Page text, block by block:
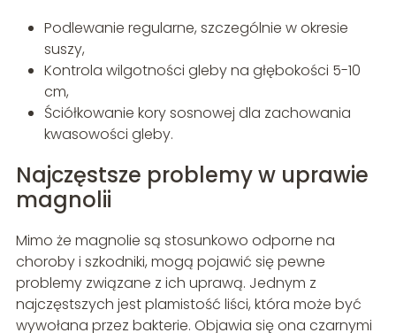
Podlewanie regularne, szczególnie w okresie
suszy,
Kontrola wilgotności gleby na głębokości 5-10
cm,
Ściółkowanie kory sosnowej dla zachowania
kwasowości gleby.
Najczęstsze problemy w uprawie
magnolii
Mimo że magnolie są stosunkowo odporne na
choroby i szkodniki, mogą pojawić się pewne
problemy związane z ich uprawą. Jednym z
najczęstszych jest plamistość liści, która może być
wywołana przez bakterie. Objawia się ona czarnymi